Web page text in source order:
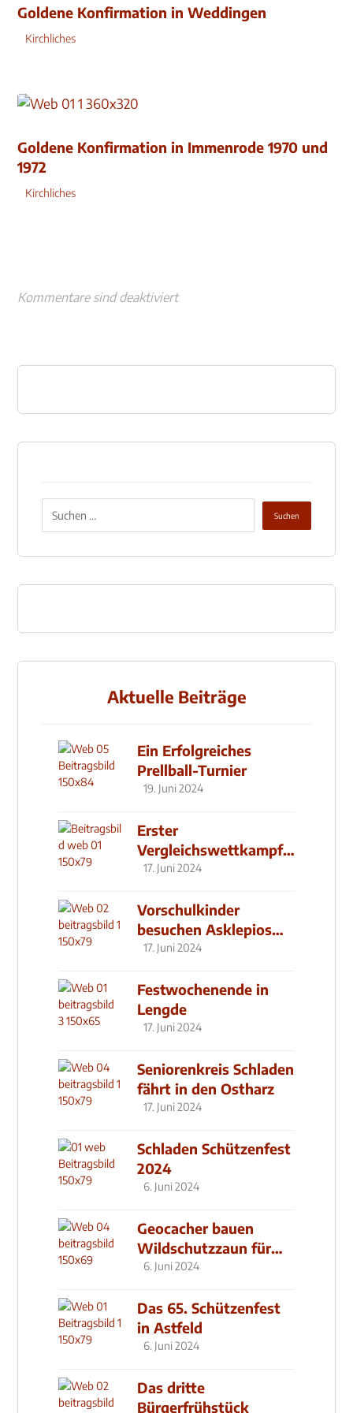
Goldene Konfirmation in Weddingen
Kirchliches
Goldene Konfirmation in Immenrode 1970 und
1972
Kirchliches
Kommentare sind deaktiviert
Aktuelle Beiträge
Ein Erfolgreiches
Prellball-Turnier
19. Juni 2024
Erster
Vergleichswettkampf
seit 2019
17. Juni 2024
Vorschulkinder
besuchen Asklepios
Klinik
17. Juni 2024
Festwochenende in
Lengde
17. Juni 2024
Seniorenkreis Schladen
fährt in den Ostharz
17. Juni 2024
Schladen Schützenfest
2024
6. Juni 2024
Geocacher bauen
Wildschutzzaun für
den MachMit! Wald
6. Juni 2024
Das 65. Schützenfest
in Astfeld
6. Juni 2024
Das dritte
Bürgerfrühstück